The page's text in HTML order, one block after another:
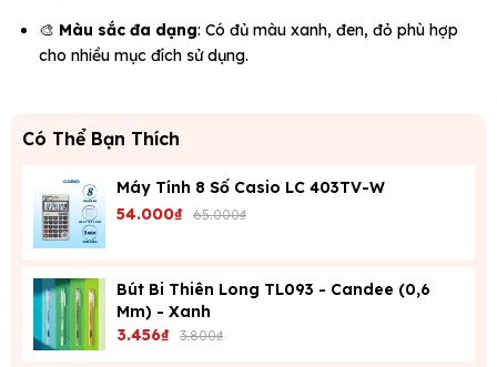
🎨 Màu sắc đa dạng: Có đủ màu xanh, đen, đỏ phù hợp
cho nhiều mục đích sử dụng.
Có Thể Bạn Thích
Máy Tính 8 Số Casio LC 403TV-W
54.000₫ 65.000₫
Bút Bi Thiên Long TL093 - Candee (0,6
Mm) - Xanh
3.456₫ 3.800₫